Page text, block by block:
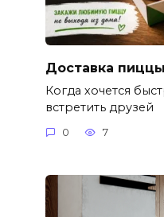
Доставка
Когда хочется
встретить друзей
0 7